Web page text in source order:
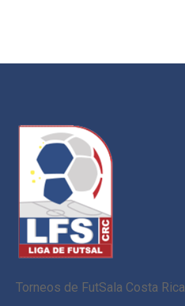
Torneos de FutSala Costa Rica